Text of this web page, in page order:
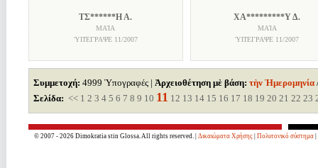
ΤΣ******Η Α.
ΜΑΊΑ
ὙΠΈΓΡΑΨΕ 11/2007
ΧΑ*********Υ Δ.
ΜΑΊΑ
ὙΠΈΓΡΑΨΕ 11/2007
Συμμετοχή: 4999 Ὑπογραφές | Ἀρχειοθέτηση μὲ βάση: τὴν Ἡμερομηνία
Σελίδα: << 1 2 3 4 5 6 7 8 9 10 11 12 13 14 15 16 17 18 19 20 21 22 23
© 2007 - 2026 Dimokratia stin Glossa. All rights reserved. | Δικαιώματα Χρήσης Πολυτονικό σύστημα